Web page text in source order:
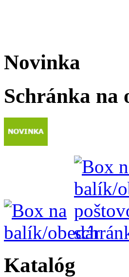
Novinka
Schránka na
Katalóg